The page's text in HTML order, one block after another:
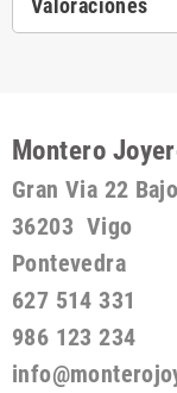
Valoraciones
Montero
Gran Via 22 Bajo
36203 Vigo
Pontevedra
627 514 331
986 123 234